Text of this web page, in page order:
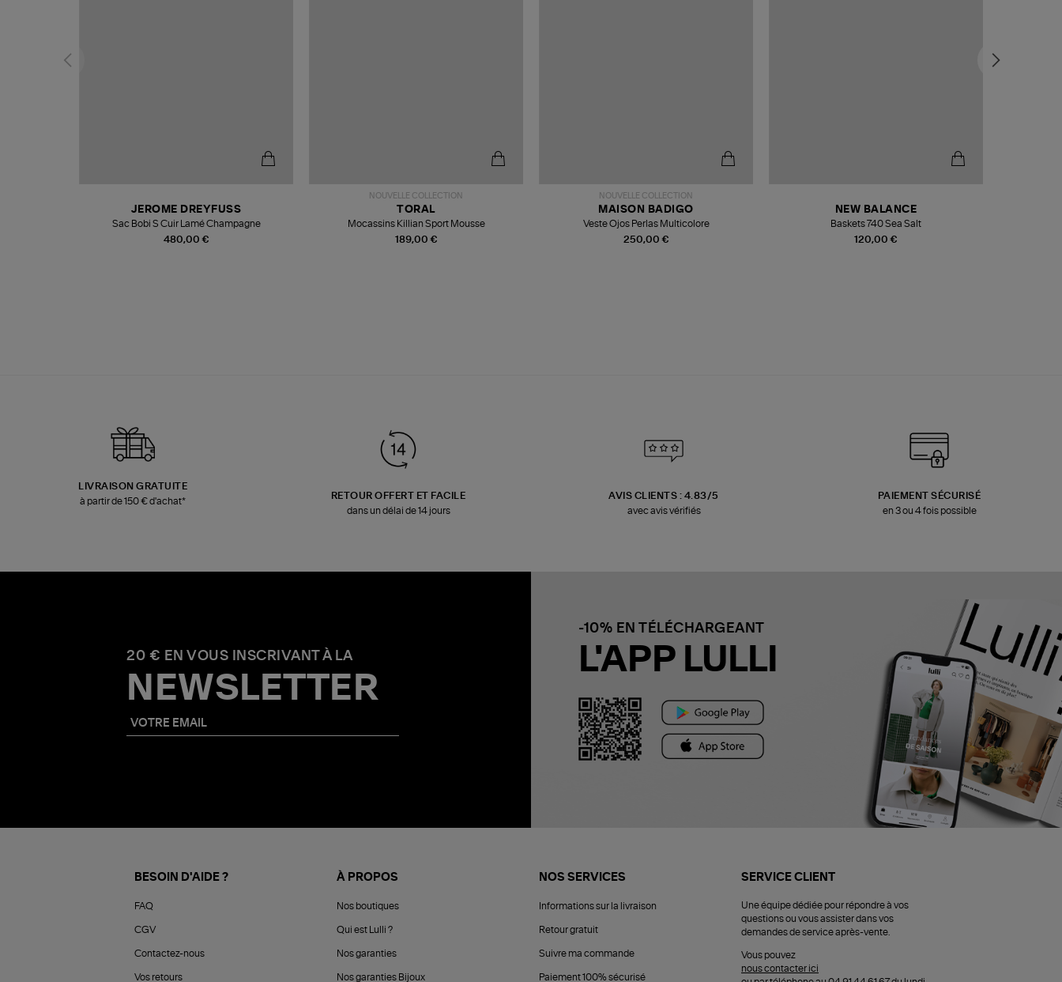
480,00 €
JEROME DREYFUSS
Sac Bobi S Cuir Lamé Champagne
NOUVELLE COLLECTION
189,00 €
TORAL
Mocassins Killian Sport Mousse
NOUVELLE COLLECTION
250,00 €
MAISON BADIGO
Veste Ojos Perlas Multicolore
120,00 €
NEW BALANCE
Baskets 740 Sea Salt
LIVRAISON GRATUITE
à partir de 150 € d'achat*
RETOUR OFFERT ET FACILE
dans un délai de 14 jours
AVIS CLIENTS : 4.83/5
avec avis vérifiés
PAIEMENT SÉCURISÉ
en 3 ou 4 fois possible
20 € EN VOUS INSCRIVANT À LA
NEWSLETTER
-10% EN TÉLÉCHARGEANT
L'APP LULLI
BESOIN D'AIDE ?
FAQ
CGV
Contactez-nous
Vos retours
À PROPOS
Nos boutiques
Qui est Lulli ?
Nos garanties
Nos garanties Bijoux
NOS SERVICES
Informations sur la livraison
Retour gratuit
Suivre ma commande
Paiement 100% sécurisé
SERVICE CLIENT
Une équipe dédiée pour répondre à vos
questions ou vous assister dans vos
demandes de service après-vente.
Vous pouvez
nous contacter ici